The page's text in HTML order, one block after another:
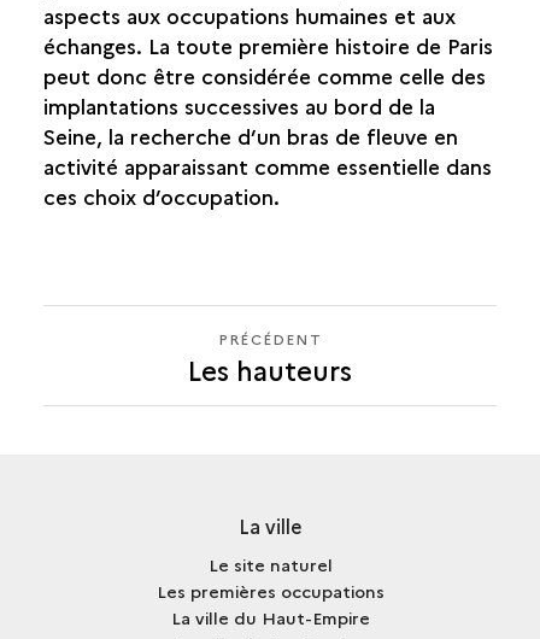
aspects aux occupations humaines et aux
échanges. La toute première histoire de Paris
peut donc être considérée comme celle des
implantations successives au bord de la
Seine, la recherche d’un bras de fleuve en
activité apparaissant comme essentielle dans
ces choix d’occupation.
PRÉCÉDENT
PRÉCÉDENT
Les hauteurs
La ville
Le site naturel
Les premières occupations
La ville du Haut-Empire